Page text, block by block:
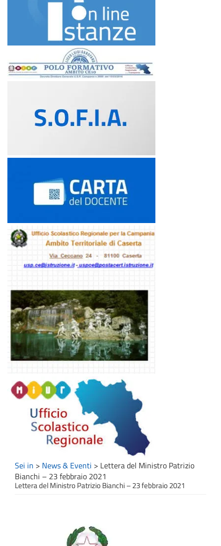
Sei in > News & Eventi > Lettera del Ministro Patrizio
Bianchi – 23 febbraio 2021
Lettera del Ministro Patrizio Bianchi – 23 febbraio 2021